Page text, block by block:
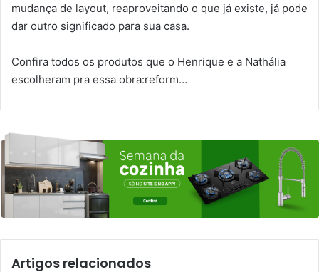
mudança de layout, reaproveitando o que já existe, já pode
dar outro significado para sua casa.
Confira todos os produtos que o Henrique e a Nathália
escolheram pra essa obra:reform…
Artigos relacionados